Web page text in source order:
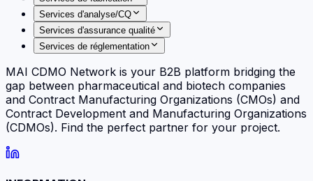
Services d'analyse/CQ
Services d'assurance qualité
Services de réglementation
MAI CDMO Network is your B2B platform bridging the
gap between pharmaceutical and biotech companies
and Contract Manufacturing Organizations (CMOs) and
Contract Development and Manufacturing Organizations
(CDMOs). Find the perfect partner for your project.